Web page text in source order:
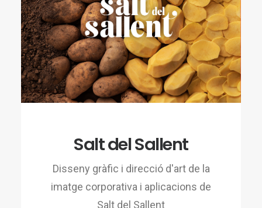
Salt del Sallent
Disseny gràfic i direcció d'art de la
imatge corporativa i aplicacions de
Salt del Sallent